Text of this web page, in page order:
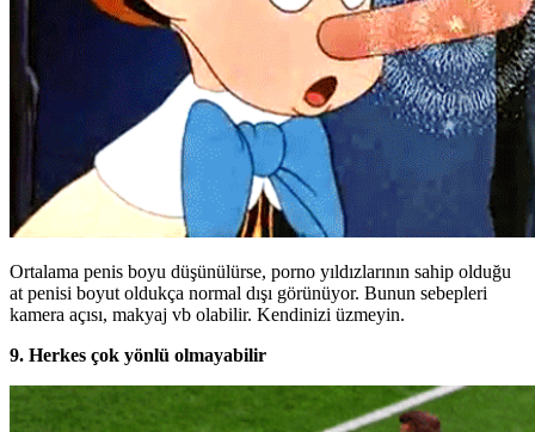
Ortalama penis boyu düşünülürse, porno yıldızlarının sahip olduğu
at penisi boyut oldukça normal dışı görünüyor. Bunun sebepleri
kamera açısı, makyaj vb olabilir. Kendinizi üzmeyin.
9. Herkes çok yönlü olmayabilir